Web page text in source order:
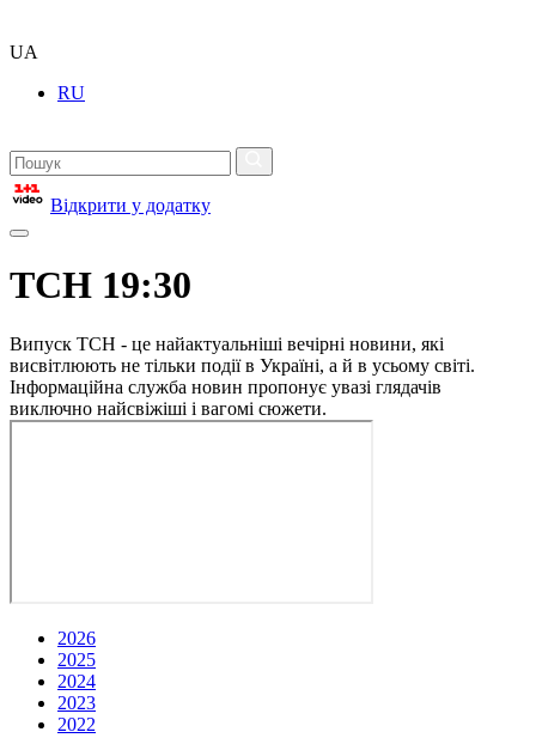
UA
RU
Відкрити у додатку
ТСН 19:30
Випуск ТСН - це найактуальніші вечірні новини, які
висвітлюють не тільки події в Україні, а й в усьому світі.
Інформаційна служба новин пропонує увазі глядачів
виключно найсвіжіші і вагомі сюжети.
2026
2025
2024
2023
2022